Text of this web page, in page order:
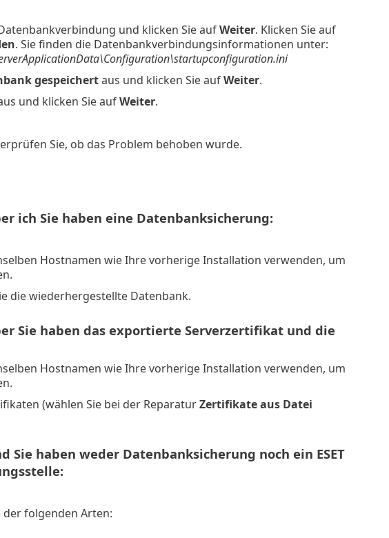
und klicken Sie aufWeiter. Klicken Sie auf
. Sie finden die Datenbankverbindungsinformationen unter:
gespeichertaus und klicken Sie aufWeiter.
und klicken Sie aufWeiter.
Sie, ob das Problem behoben wurde.
ich Sie haben eine Datenbanksicherung:
Hostnamen wie Ihre vorherige Installation verwenden, um
die wiederhergestellte Datenbank.
Sie haben das exportierte Serverzertifikat und die
Hostnamen wie Ihre vorherige Installation verwenden, um
(wählen Sie bei der ReparaturZertifikate aus Datei
Sie haben weder Datenbanksicherung noch ein ESET
der folgenden Arten: